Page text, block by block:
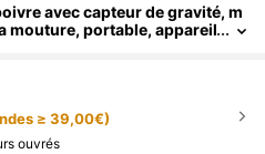
avec capteur de gravité, m
mouture, portable, appareil
≥ 39,00€)
ouvrés